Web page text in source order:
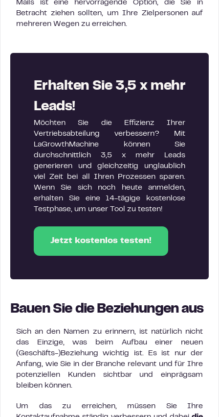
Mails ist eine hervorragende Option, die Sie in
Betracht ziehen sollten, um Ihre Zielpersonen auf
mehreren Wegen zu erreichen.
Erhalten Sie 3,5 x mehr
Leads!
Möchten Sie die Effizienz Ihrer
Vertriebsabteilung verbessern? Mit
LaGrowthMachine können Sie
durchschnittlich 3,5 x mehr Leads
generieren und gleichzeitig unglaublich
viel Zeit bei all Ihren Prozessen sparen.
Wenn Sie sich noch heute anmelden,
erhalten Sie eine 14-tägige kostenlose
Testphase, um unser Tool zu testen!
Jetzt kostenlos testen!
Bauen Sie die Beziehungen aus
Sich an den Namen zu erinnern, ist natürlich nicht
das Einzige, was beim Aufbau einer neuen
(Geschäfts-)Beziehung wichtig ist. Es ist nur der
Anfang, wie Sie in der Branche relevant und für Ihre
potenziellen Kunden sichtbar und einprägsam
bleiben können.
Um das zu erreichen, müssen Sie Ihre